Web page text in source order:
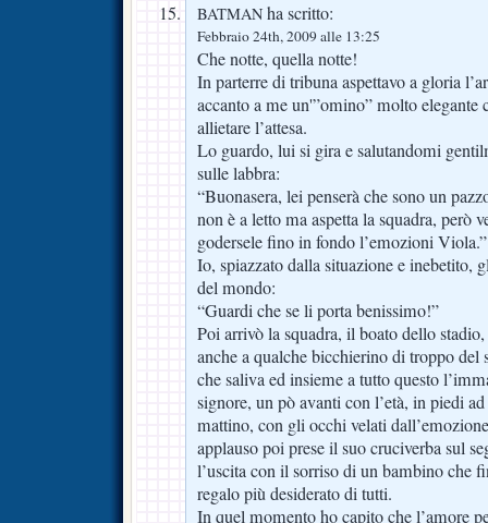
BATMAN ha scritto:
Febbraio 24th, 2009 alle 13:25
Che notte, quella notte!
In parterre di tribuna aspettavo a gloria
accanto a me un'”omino” molto elegante
allietare l’attesa.
Lo guardo, lui si gira e salutandomi
sulle labbra:
“Buonasera, lei penserà che sono un
non è a letto ma aspetta la squadra, però
godersele fino in fondo l’emozioni Viola.”
Io, spiazzato dalla situazione e inebetito,
del mondo:
“Guardi che se li porta benissimo!”
Poi arrivò la squadra, il boato dello
anche a qualche bicchierino di troppo del
che saliva ed insieme a tutto questo
signore, un pò avanti con l’età, in piedi
mattino, con gli occhi velati
applauso poi prese il suo cruciverba sul
l’uscita con il sorriso di un bambino che
regalo più desiderato di tutti.
In quel momento ho capito che l’amore